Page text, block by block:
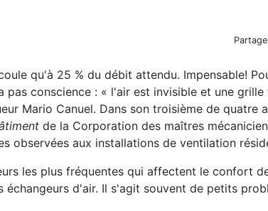
les plus
qu'à 25 % du débit attendu. Impensable!
conscience : « l'air est invisible et une
Mario Canuel. Dans son troisième de quatre
de la Corporation des maîtres
observées aux installations de ventilation
les plus fréquentes qui affectent le confort
d'air. Il s'agit souvent de petits